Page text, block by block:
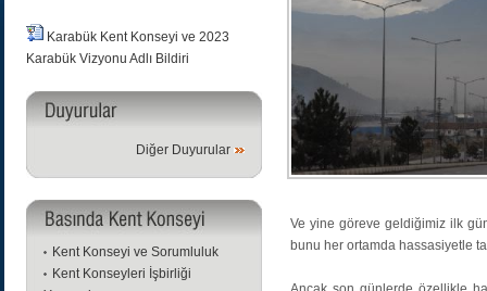
Karabük Kent Konseyi ve 2023
Karabük Vizyonu Adlı Bildiri
Diğer Duyurular
Kent Konseyi ve Sorumluluk
Kent Konseyleri İşbirliği
Ve yine göreve geldiğimiz ilk
bunu her ortamda hassasiyetle